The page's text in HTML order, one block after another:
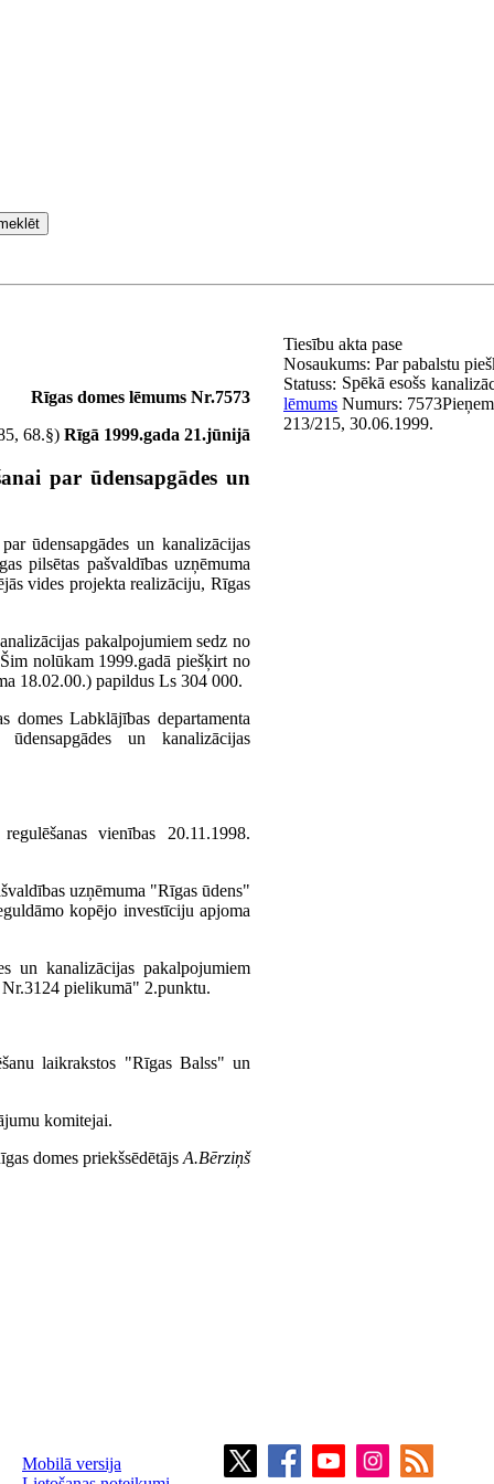
Rīgas domes lēmums Nr.7573
68.§) Rīgā 1999.gada 21.jūnijā
par ūdensapgādes un
ūdensapgādes un kanalizācijas
pilsētas pašvaldības uzņēmuma
vides projekta realizāciju, Rīgas
pakalpojumiem sedz no
nolūkam 1999.gadā piešķirt no
18.02.00.) papildus Ls 304 000.
Labklājības departamenta
un kanalizācijas
vienības 20.11.1998.
uzņēmuma "Rīgas ūdens"
kopējo investīciju apjoma
un kanalizācijas pakalpojumiem
pielikumā" 2.punktu.
laikrakstos "Rīgas Balss" un
komitejai.
domes priekšsēdētājsA.Bērziņš
Tiesību akta pase
Nosaukums: Par pabalstu
Statuss: Spēkā esošs
lēmums Numurs: 7573
213/215, 30.06.1999.
Mobilā versija